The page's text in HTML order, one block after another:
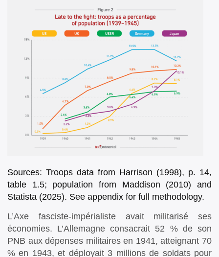
Sources: Troops data from Harrison (1998), p. 14,
table 1.5; population from Maddison (2010) and
Statista (2025). See appendix for full methodology.
L’Axe fasciste-impérialiste avait militarisé ses
économies. L’Allemagne consacrait 52 % de son
PNB aux dépenses militaires en 1941, atteignant 70
% en 1943, et déployait 3 millions de soldats pour